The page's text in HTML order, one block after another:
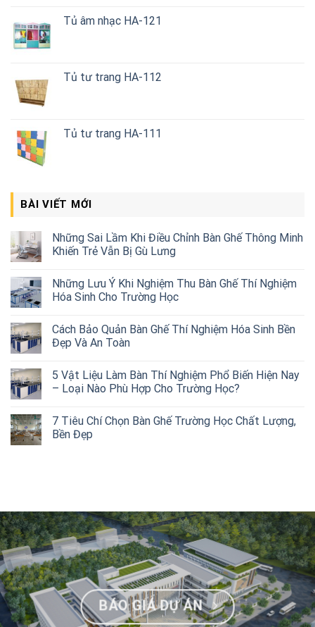
Tủ âm nhạc HA-121
Tủ tư trang HA-112
Tủ tư trang HA-111
BÀI VIẾT MỚI
Những Sai Lầm Khi Điều Chỉnh Bàn Ghế Thông Minh
Khiến Trẻ Vẫn Bị Gù Lưng
Những Lưu Ý Khi Nghiệm Thu Bàn Ghế Thí Nghiệm
Hóa Sinh Cho Trường Học
Cách Bảo Quản Bàn Ghế Thí Nghiệm Hóa Sinh Bền
Đẹp Và An Toàn
5 Vật Liệu Làm Bàn Thí Nghiệm Phổ Biến Hiện Nay
– Loại Nào Phù Hợp Cho Trường Học?
7 Tiêu Chí Chọn Bàn Ghế Trường Học Chất Lượng,
Bền Đẹp
BÁO GIÁ DỰ ÁN